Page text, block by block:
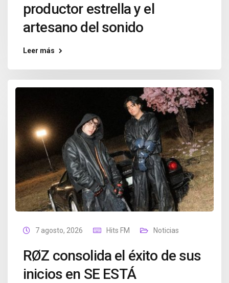
productor estrella y el
artesano del sonido
Leer más
7 agosto, 2026 Hits FM Noticias
RØZ consolida el éxito de sus
inicios en SE ESTÁ